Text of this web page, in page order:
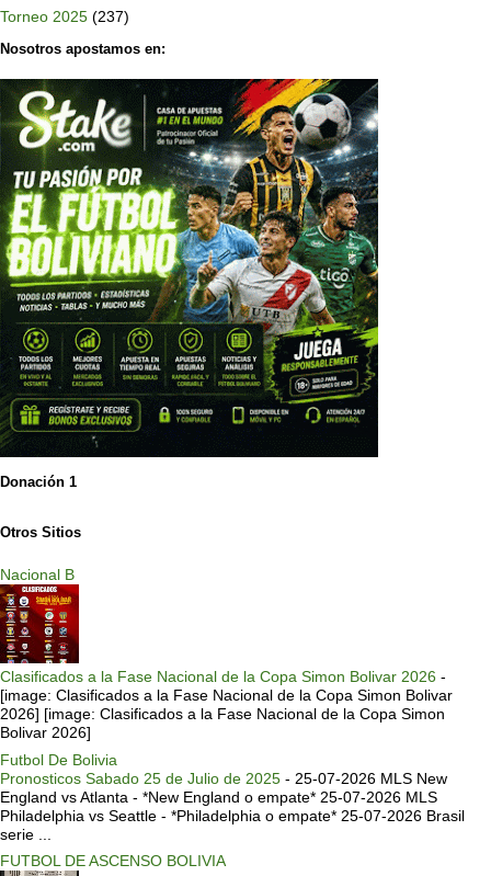
Torneo 2025 (237)
Nosotros apostamos en:
Donación 1
Otros Sitios
Nacional B
Clasificados a la Fase Nacional de la Copa Simon Bolivar 2026 -
[image: Clasificados a la Fase Nacional de la Copa Simon Bolivar
2026] [image: Clasificados a la Fase Nacional de la Copa Simon
Bolivar 2026]
Futbol De Bolivia
Pronosticos Sabado 25 de Julio de 2025 - 25-07-2026 MLS New
England vs Atlanta - *New England o empate* 25-07-2026 MLS
Philadelphia vs Seattle - *Philadelphia o empate* 25-07-2026 Brasil
serie ...
FUTBOL DE ASCENSO BOLIVIA